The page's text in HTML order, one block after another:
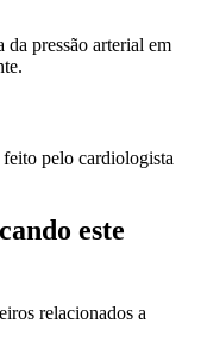
pressão arterial em
pelo cardiologista
este
relacionados a